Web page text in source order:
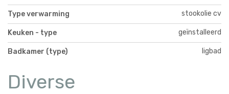
Type verwarming stookolie cv
Keuken - type geïnstalleerd
Badkamer (type) ligbad
Diverse